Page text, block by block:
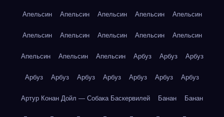
Апельсин Апельсин Апельсин Апельсин Апельсин
Апельсин Апельсин Апельсин Апельсин Апельсин
Апельсин Апельсин Апельсин Арбуз Арбуз Арбуз
Арбуз Арбуз Арбуз Арбуз Арбуз Арбуз Арбуз
Артур Конан Дойл — Собака Баскервилей Банан Банан